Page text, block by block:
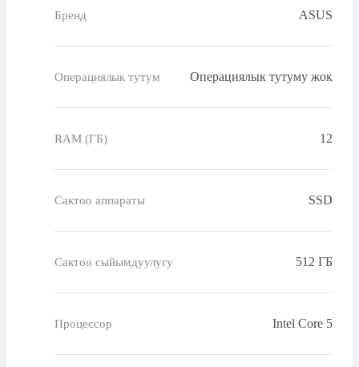
Бренд ASUS
Операциялык тутум Операциялык тутуму жок
RAM (ГБ) 12
Сактоо аппараты SSD
Сактоо сыйымдуулугу 512 ГБ
Процессор Intel Core 5